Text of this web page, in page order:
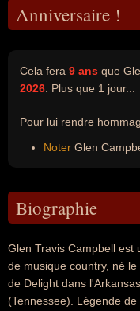
Anniversaire !
Cela fera 9 ans que
2026 . Plus que 1 jour...
Pour lui rendre
Noter Glen
Biographie
Glen Travis Campbell est
de musique country, né
de Delight dans
(Tennessee). Légende